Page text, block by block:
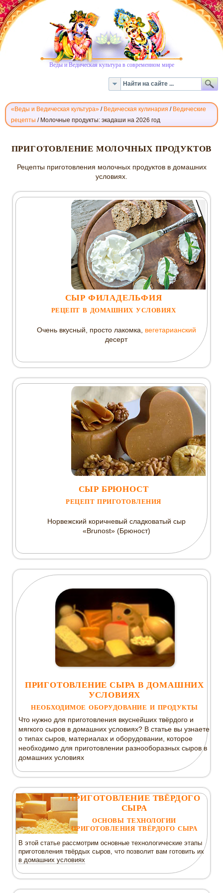
Веды и Ведическая культура в современном мире
«Веды и Ведическая культура» / Ведическая кулинария / Ведические
рецепты / Молочные продукты: экадаши на 2026 год
МОЛОЧНЫЕ
ПРИГОТОВЛЕНИЕ МОЛОЧНЫХ ПРОДУКТОВ
Рецепты приготовления молочных продуктов в домашних
условиях.
СЫР ФИЛАДЕЛЬФИЯ
РЕЦЕПТ В ДОМАШНИХ УСЛОВИЯХ
Очень вкусный, просто лакомка, вегетарианский
десерт
СЫР БРЮНОСТ
РЕЦЕПТ ПРИГОТОВЛЕНИЯ
Норвежский коричневый сладковатый сыр
«Brunost» (Брюност)
ПРИГОТОВЛЕНИЕ СЫРА В ДОМАШНИХ
УСЛОВИЯХ
НЕОБХОДИМОЕ ОБОРУДОВАНИЕ И ПРОДУКТЫ
Что нужно для приготовления вкуснейших твёрдого и
мягкого сыров в домашних условиях? В статье вы узнаете
о типах сыров, материалах и оборудовании, которое
необходимо для приготовлении разнооборазных сыров в
домашних условиях
ПРИГОТОВЛЕНИЕ ТВЁРДОГО
СЫРА
ОСНОВЫ ТЕХНОЛОГИИ
ПРИГОТОВЛЕНИЯ ТВЁРДОГО СЫРА
В этой статье рассмотрим основные технологические этапы
приготовления твёрдых сыров, что позволит вам готовить их
в домашних условиях